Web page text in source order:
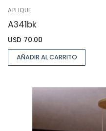
APLIQUE
A341bk
USD 70.00
AÑADIR AL CARRITO